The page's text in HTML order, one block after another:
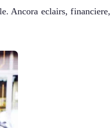
Ancora eclairs,